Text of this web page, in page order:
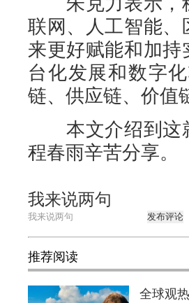
联网、人工智能
来更好赋能和加
台化发展和数字
链、供应链、价值
本文介绍到这就
程春雨辛苦分享。
我来说两句
发布评论
推荐阅读
全球观